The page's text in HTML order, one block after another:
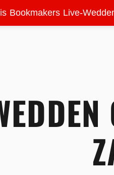
Bookmakers Live-